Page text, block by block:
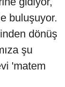
buluşuyor.
dönüş
şu
'matem